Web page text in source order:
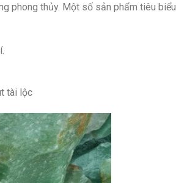
phong thủy. Một số sản phẩm tiêu biểu
tài lộc